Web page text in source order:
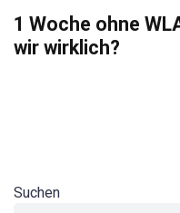
1 Woche ohne
wir wirklich?
Suchen